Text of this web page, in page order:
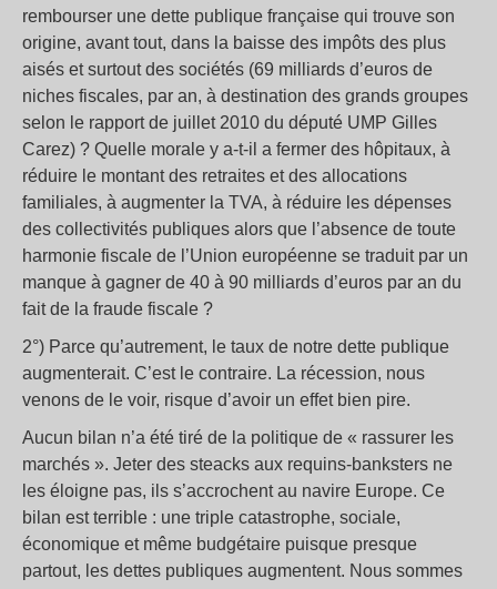
rembourser une dette publique française qui trouve son
origine, avant tout, dans la baisse des impôts des plus
aisés et surtout des sociétés (69 milliards d’euros de
niches fiscales, par an, à destination des grands groupes
selon le rapport de juillet 2010 du député UMP Gilles
Carez) ? Quelle morale y a-t-il a fermer des hôpitaux, à
réduire le montant des retraites et des allocations
familiales, à augmenter la TVA, à réduire les dépenses
des collectivités publiques alors que l’absence de toute
harmonie fiscale de l’Union européenne se traduit par un
manque à gagner de 40 à 90 milliards d’euros par an du
fait de la fraude fiscale ?
2°) Parce qu’autrement, le taux de notre dette publique
augmenterait. C’est le contraire. La récession, nous
venons de le voir, risque d’avoir un effet bien pire.
Aucun bilan n’a été tiré de la politique de « rassurer les
marchés ». Jeter des steacks aux requins-banksters ne
les éloigne pas, ils s’accrochent au navire Europe. Ce
bilan est terrible : une triple catastrophe, sociale,
économique et même budgétaire puisque presque
partout, les dettes publiques augmentent. Nous sommes